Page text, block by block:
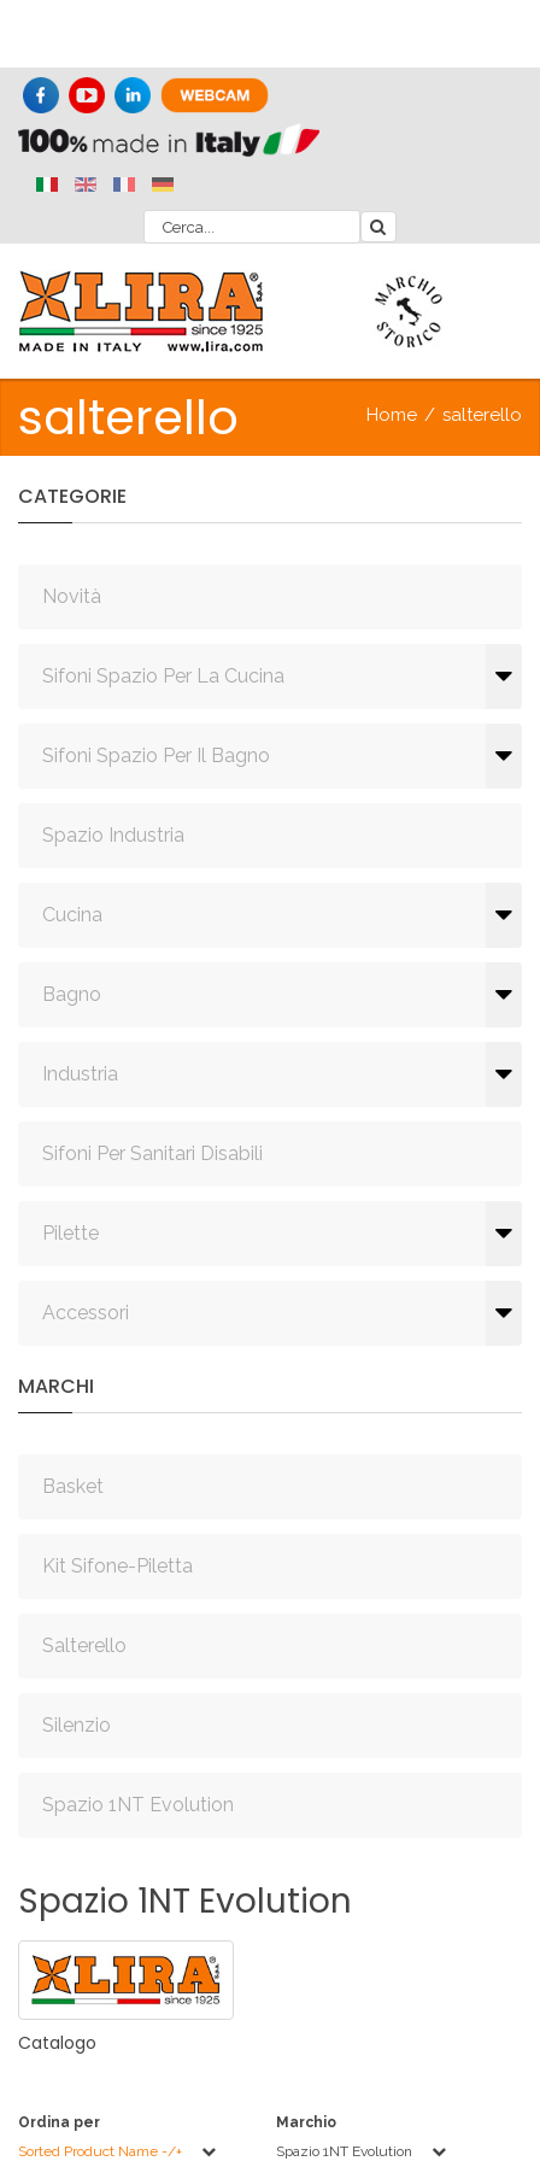
salterello Home / salterello
CATEGORIE
Novità
Sifoni Spazio Per La Cucina
Sifoni Spazio Per Il Bagno
Spazio Industria
Cucina
Bagno
Industria
Sifoni Per Sanitari Disabili
Pilette
Accessori
MARCHI
Basket
Kit Sifone-Piletta
Salterello
Silenzio
Spazio 1NT Evolution
Spazio 1NT Evolution
Catalogo
Ordina per
Sorted Product Name -/+
Marchio
Spazio 1NT Evolution